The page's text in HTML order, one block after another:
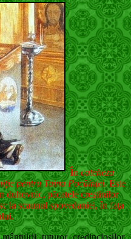
În cateheza
pentru Taina Pocăinţei.Este
duhovnic, păcatele creştinilor
la scaunul spovedaniei, în faţa
tuturor credincioşilor,